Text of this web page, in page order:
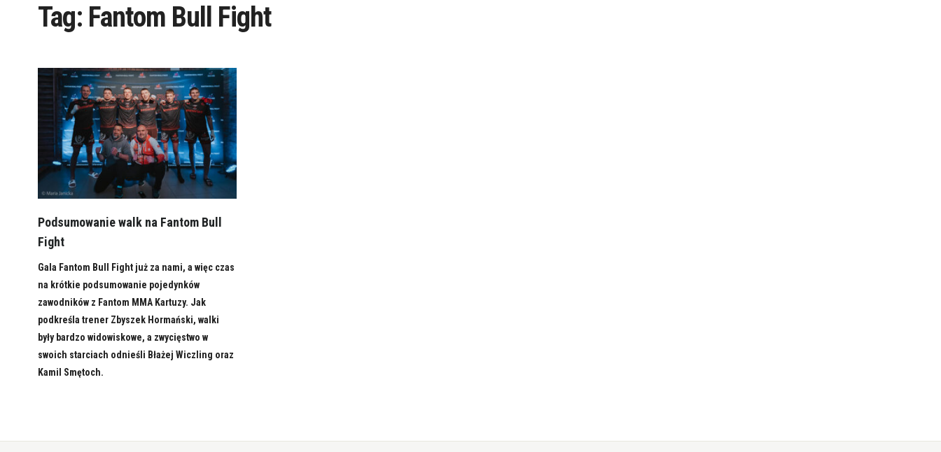
Tag: Fantom Bull Fight
Podsumowanie walk na Fantom Bull
Fight
Gala Fantom Bull Fight już za nami, a więc czas
na krótkie podsumowanie pojedynków
zawodników z Fantom MMA Kartuzy. Jak
podkreśla trener Zbyszek Hormański, walki
były bardzo widowiskowe, a zwycięstwo w
swoich starciach odnieśli Błażej Wiczling oraz
Kamil Smętoch.